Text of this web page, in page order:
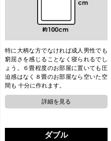
特に大柄な方でなければ成人男性でも
窮屈さを感じることなく寝られるでし
ょう。６畳程度のお部屋に置いても圧
迫感はなく８畳のお部屋なら空いた空
間も 十分に作れます。
ダブル